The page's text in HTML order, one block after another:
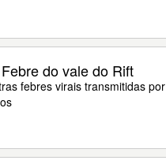
do vale do Rift
febres virais transmitidas por